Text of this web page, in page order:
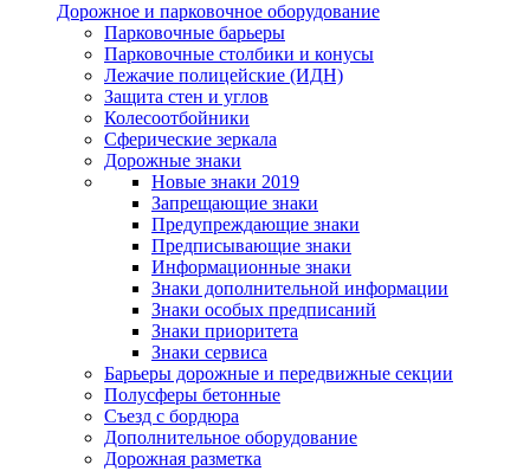
Дорожное и парковочное оборудование
Парковочные барьеры
Парковочные столбики и конусы
Лежачие полицейские (ИДН)
Защита стен и углов
Колесоотбойники
Сферические зеркала
Дорожные знаки
Новые знаки 2019
Запрещающие знаки
Предупреждающие знаки
Предписывающие знаки
Информационные знаки
Знаки дополнительной информации
Знаки особых предписаний
Знаки приоритета
Знаки сервиса
Барьеры дорожные и передвижные секции
Полусферы бетонные
Съезд с бордюра
Дополнительное оборудование
Дорожная разметка